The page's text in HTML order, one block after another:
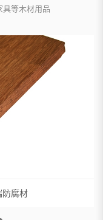
具等木材用品
防腐材